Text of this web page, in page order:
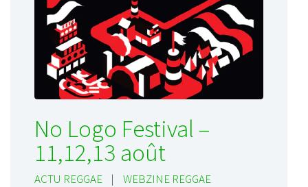
No Logo Festival –
11,12,13 août
ACTU REGGAE | WEBZINE REGGAE